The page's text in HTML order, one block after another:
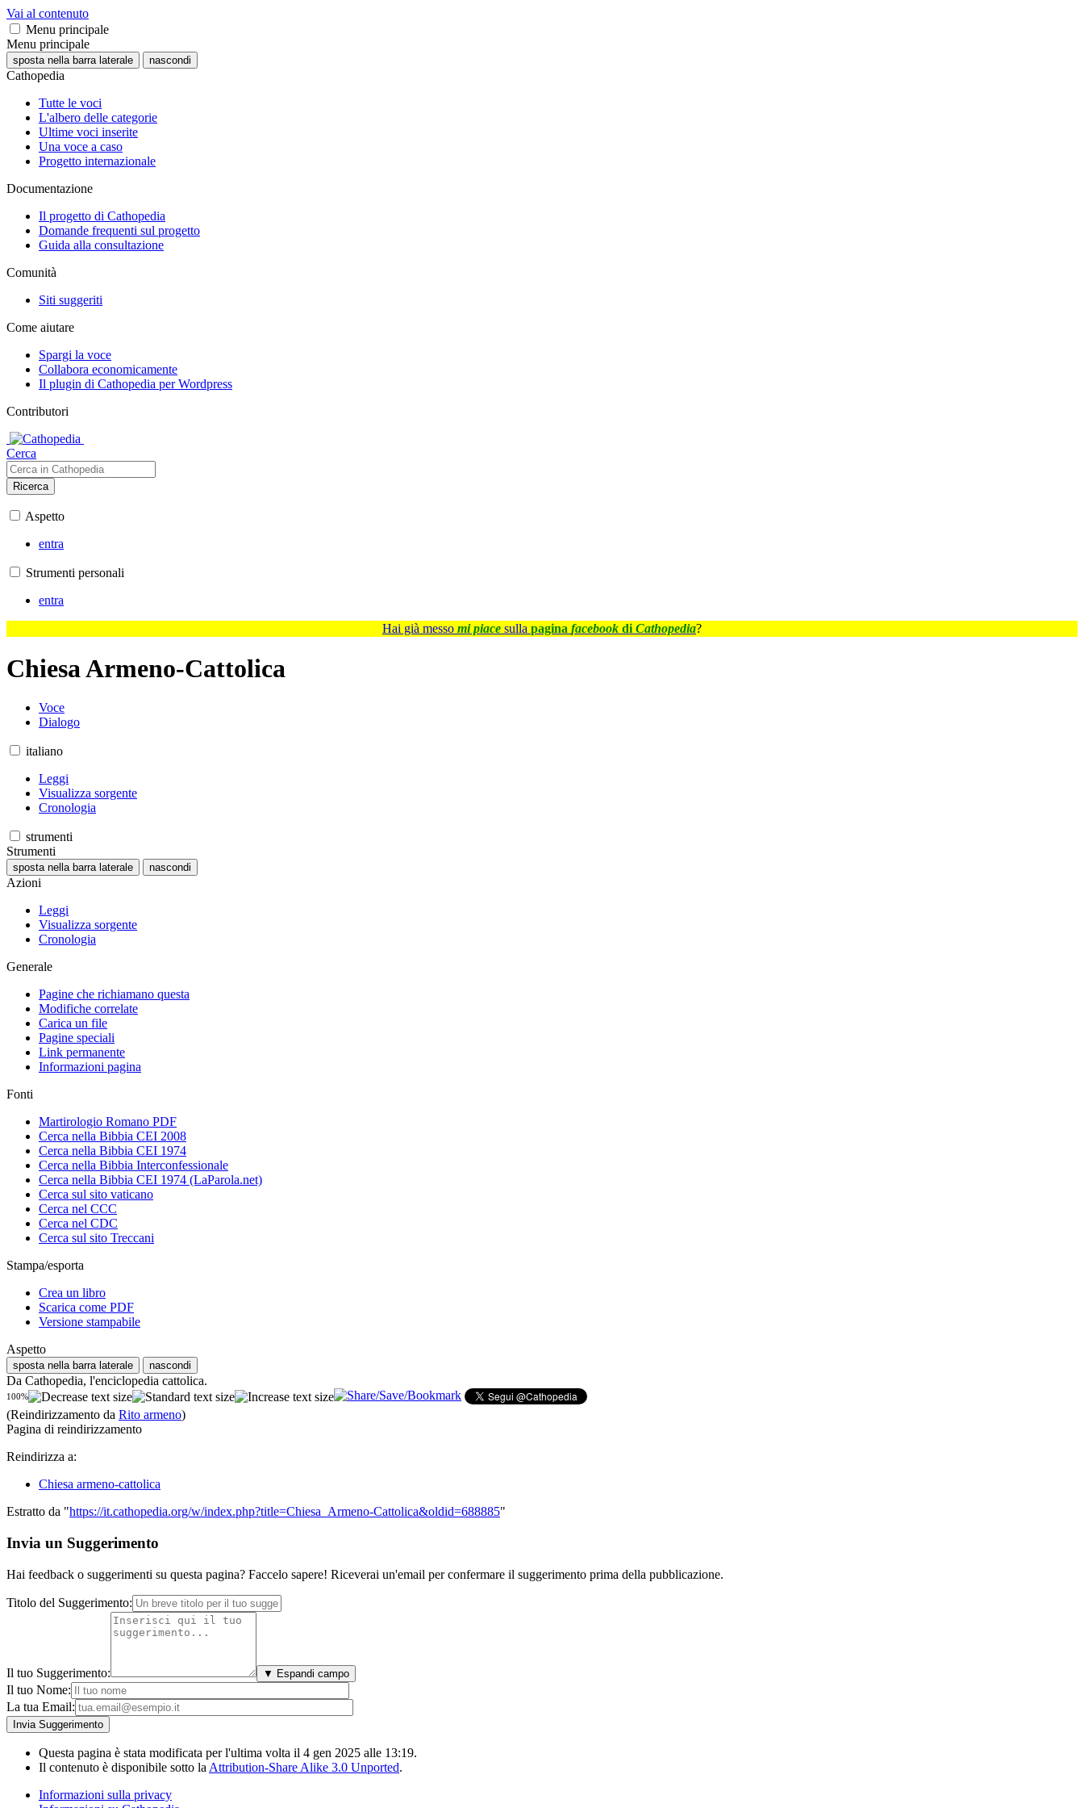
Vai al contenuto
Menu principale
Menu principale
sposta nella barra laterale nascondi
Cathopedia
Tutte le voci
L'albero delle categorie
Ultime voci inserite
Una voce a caso
Progetto internazionale
Documentazione
Il progetto di Cathopedia
Domande frequenti sul progetto
Guida alla consultazione
Comunità
Siti suggeriti
Come aiutare
Spargi la voce
Collabora economicamente
Il plugin di Cathopedia per Wordpress
Contributori
Cerca
Ricerca
Aspetto
entra
Strumenti personali
entra
Hai già messo mi piace sulla pagina facebook di Cathopedia?
Chiesa Armeno-Cattolica
Voce
Dialogo
italiano
Leggi
Visualizza sorgente
Cronologia
strumenti
Strumenti
sposta nella barra laterale nascondi
Azioni
Leggi
Visualizza sorgente
Cronologia
Generale
Pagine che richiamano questa
Modifiche correlate
Carica un file
Pagine speciali
Link permanente
Informazioni pagina
Fonti
Martirologio Romano PDF
Cerca nella Bibbia CEI 2008
Cerca nella Bibbia CEI 1974
Cerca nella Bibbia Interconfessionale
Cerca nella Bibbia CEI 1974 (LaParola.net)
Cerca sul sito vaticano
Cerca nel CCC
Cerca nel CDC
Cerca sul sito Treccani
Stampa/esporta
Crea un libro
Scarica come PDF
Versione stampabile
Aspetto
sposta nella barra laterale nascondi
Da Cathopedia, l'enciclopedia cattolica.
100%
(Reindirizzamento da Rito armeno)
Pagina di reindirizzamento
Reindirizza a:
Chiesa armeno-cattolica
Estratto da "https://it.cathopedia.org/w/index.php?title=Chiesa_Armeno-Cattolica&oldid=688885"
Invia un Suggerimento
Hai feedback o suggerimenti su questa pagina? Faccelo sapere! Riceverai un'email per confermare il suggerimento prima della pubblicazione.
Titolo del Suggerimento:
Il tuo Suggerimento: ▼ Espandi campo
Il tuo Nome:
La tua Email:
Questa pagina è stata modificata per l'ultima volta il 4 gen 2025 alle 13:19.
Il contenuto è disponibile sotto la Attribution-Share Alike 3.0 Unported.
Informazioni sulla privacy